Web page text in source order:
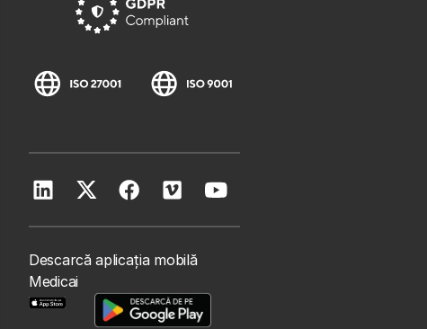
Descarcă aplicația mobilă
Medicai